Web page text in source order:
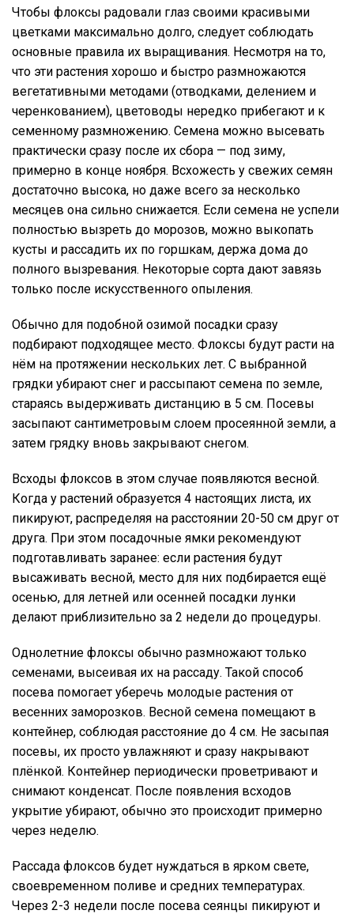
Чтобы флоксы радовали глаз своими красивыми
цветками максимально долго, следует соблюдать
основные правила их выращивания. Несмотря на то,
что эти растения хорошо и быстро размножаются
вегетативными методами (отводками, делением и
черенкованием), цветоводы нередко прибегают и к
семенному размножению. Семена можно высевать
практически сразу после их сбора — под зиму,
примерно в конце ноября. Всхожесть у свежих семян
достаточно высока, но даже всего за несколько
месяцев она сильно снижается. Если семена не успели
полностью вызреть до морозов, можно выкопать
кусты и рассадить их по горшкам, держа дома до
полного вызревания. Некоторые сорта дают завязь
только после искусственного опыления.
Обычно для подобной озимой посадки сразу
подбирают подходящее место. Флоксы будут расти на
нём на протяжении нескольких лет. С выбранной
грядки убирают снег и рассыпают семена по земле,
стараясь выдерживать дистанцию в 5 см. Посевы
засыпают сантиметровым слоем просеянной земли, а
затем грядку вновь закрывают снегом.
Всходы флоксов в этом случае появляются весной.
Когда у растений образуется 4 настоящих листа, их
пикируют, распределяя на расстоянии 20-50 см друг от
друга. При этом посадочные ямки рекомендуют
подготавливать заранее: если растения будут
высаживать весной, место для них подбирается ещё
осенью, для летней или осенней посадки лунки
делают приблизительно за 2 недели до процедуры.
Однолетние флоксы обычно размножают только
семенами, высеивая их на рассаду. Такой способ
посева помогает уберечь молодые растения от
весенних заморозков. Весной семена помещают в
контейнер, соблюдая расстояние до 4 см. Не засыпая
посевы, их просто увлажняют и сразу накрывают
плёнкой. Контейнер периодически проветривают и
снимают конденсат. После появления всходов
укрытие убирают, обычно это происходит примерно
через неделю.
Рассада флоксов будет нуждаться в ярком свете,
своевременном поливе и средних температурах.
Через 2-3 недели после посева сеянцы пикируют и